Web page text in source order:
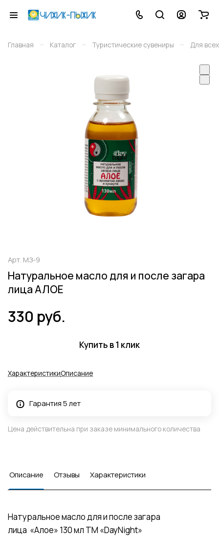
Главная – Каталог – Туристические сувениры – Для
Арт. МЗ-9
Натуральное масло для и после загара
лица АЛОЕ
330 руб.
Купить в 1 клик
ХарактеристикиОписание
Гарантия 5 лет
Цена действительна при заказе минимального количества
Описание Отзывы Характеристики
Натуральное масло для и после загара
лица «Алое» 130 мл ТМ «DayNight»